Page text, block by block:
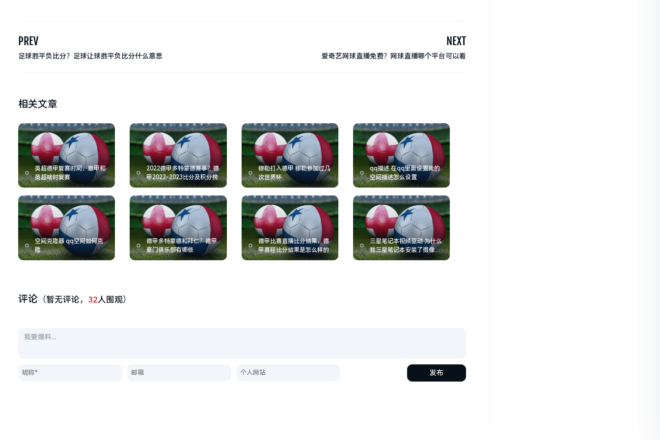
PREV
足球胜平负比分？足球让球胜平负比分什么意思
NEXT
爱奇艺网球直播免费？网球直播哪个平台可以看
相关文章
英超德甲复赛时间，意甲和
英超啥时复赛
2022德甲多特蒙德赛事？德
甲2022-2023比分及积分榜
穆勒打入德甲 穆勒参加过几
次世界杯
qq描述 在qq里面设置我的
空间描述怎么设置
空间克隆器 qq空间如何克
隆
德甲多特蒙德和拜仁？德甲
豪门俱乐部有哪些
德甲比赛直播比分结果，德
甲赛程比分结果是怎么样的
三星笔记本视频驱动 为什么
我三星笔记本安装了摄像头
驱动却无法视屏
评论 （暂无评论， 32人围观）
发布